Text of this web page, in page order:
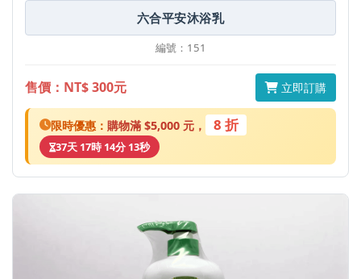
六合平安沐浴乳
編號：151
售價：NT$ 300元 立即訂購
限時優惠： 購物滿 $5,000 元， 8 折
37天 17時 14分 13秒